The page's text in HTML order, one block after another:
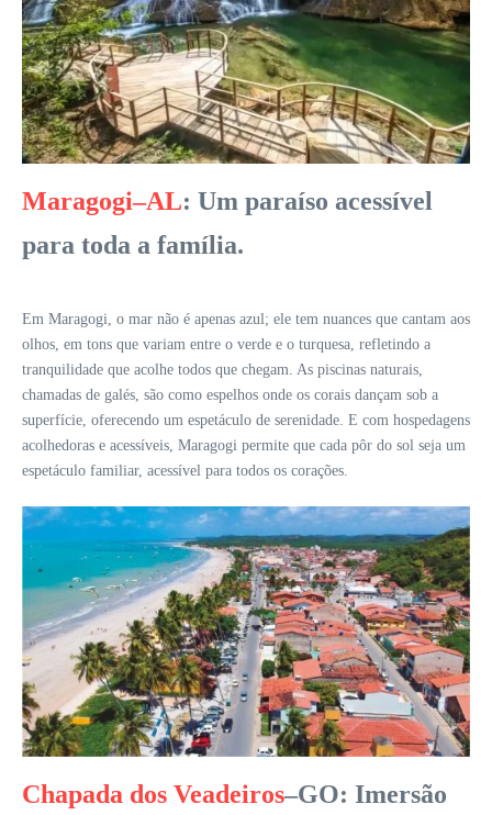
Maragogi–AL: Um paraíso acessível
para toda a família.
Em Maragogi, o mar não é apenas azul; ele tem nuances que cantam aos
olhos, em tons que variam entre o verde e o turquesa, refletindo a
tranquilidade que acolhe todos que chegam. As piscinas naturais,
chamadas de galés, são como espelhos onde os corais dançam sob a
superfície, oferecendo um espetáculo de serenidade. E com hospedagens
acolhedoras e acessíveis, Maragogi permite que cada pôr do sol seja um
espetáculo familiar, acessível para todos os corações.
Chapada dos Veadeiros–GO: Imersão